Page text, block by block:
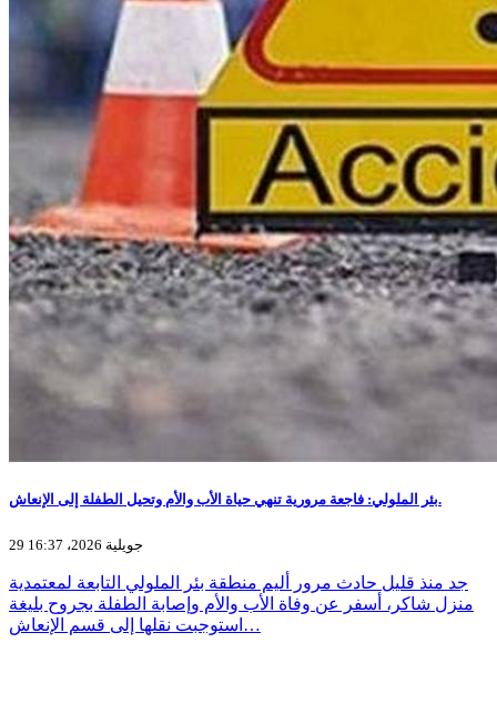
بئر الملولي: فاجعة مرورية تنهي حياة الأب والأم وتحيل الطفلة إلى الإنعاش.
29 جويلية 2026، 16:37
جد منذ قليل حادث مرور أليم منطقة بئر الملولي التابعة لمعتمدية
منزل شاكر، أسفر عن وفاة الأب والأم وإصابة الطفلة بجروح بليغة
استوجبت نقلها إلى قسم الإنعاش…